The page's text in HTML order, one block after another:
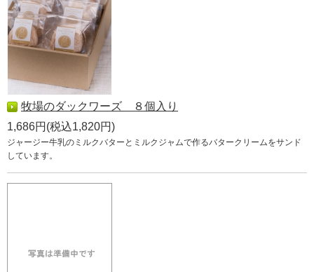
牧場のダックワーズ ８個入り
1,686円(税込1,820円)
ジャージー牛乳のミルクバターとミルクジャムで作るバタークリームをサンド
しています。